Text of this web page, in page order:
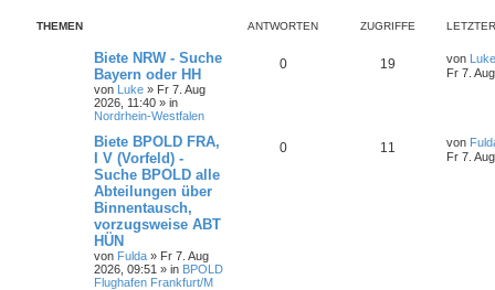
THEMEN ANTWORTEN ZUGRIFFE
Biete NRW - Suche
Bayern oder HH
von Luke » Fr 7. Aug
2026, 11:40 » in
Nordrhein-Westfalen
0 19 von Luke
Fr 7.
Biete BPOLD FRA,
I V (Vorfeld) -
Suche BPOLD alle
Abteilungen über
Binnentausch,
vorzugsweise ABT
HÜN
von Fulda » Fr 7. Aug
2026, 09:51 » in BPOLD
Flughafen Frankfurt/M
0 11 von
Fr 7.